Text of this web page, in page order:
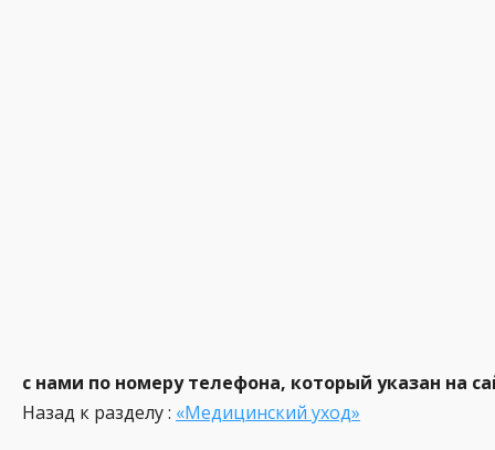
с нами по номеру телефона, который указан на
Назад к разделу : «Медицинский уход»